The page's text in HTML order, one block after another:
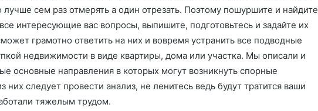
лучше сем раз отмерять а один отрезать. Поэтому пошуршите и найдите
интересующие вас вопросы, выпишите, подготовьтесь и задайте их
грамотно ответить на них и вовремя устранить все подводные
недвижимости в виде квартиры, дома или участка. Мы описали и
основные направления в которых могут возникнуть спорные
них следует провести анализ, не ленитесь ведь будут тратится ваши
тяжелым трудом.